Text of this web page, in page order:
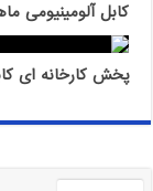
کابل آلومینیومی ماهان 16*4 قیمت
پخش کارخانه ای